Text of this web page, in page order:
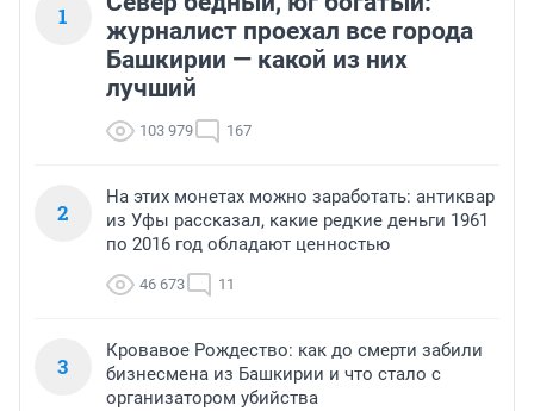
1
журналист проехал все города
Башкирии — какой из них
лучший
103 979 167
2
На этих монетах можно заработать: антиквар
из Уфы рассказал, какие редкие деньги 1961
по 2016 год обладают ценностью
46 673 11
3
Кровавое Рождество: как до смерти забили
бизнесмена из Башкирии и что стало с
организатором убийства